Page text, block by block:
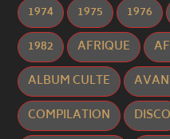
1974
1975 1976
1982
AFRIQUE
ALBUM CULTE
COMPILATION
DISCO